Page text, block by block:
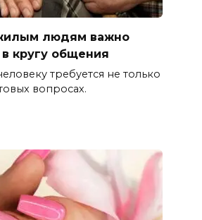
людям важно
в кругу общения
требуется не только
вопросах.